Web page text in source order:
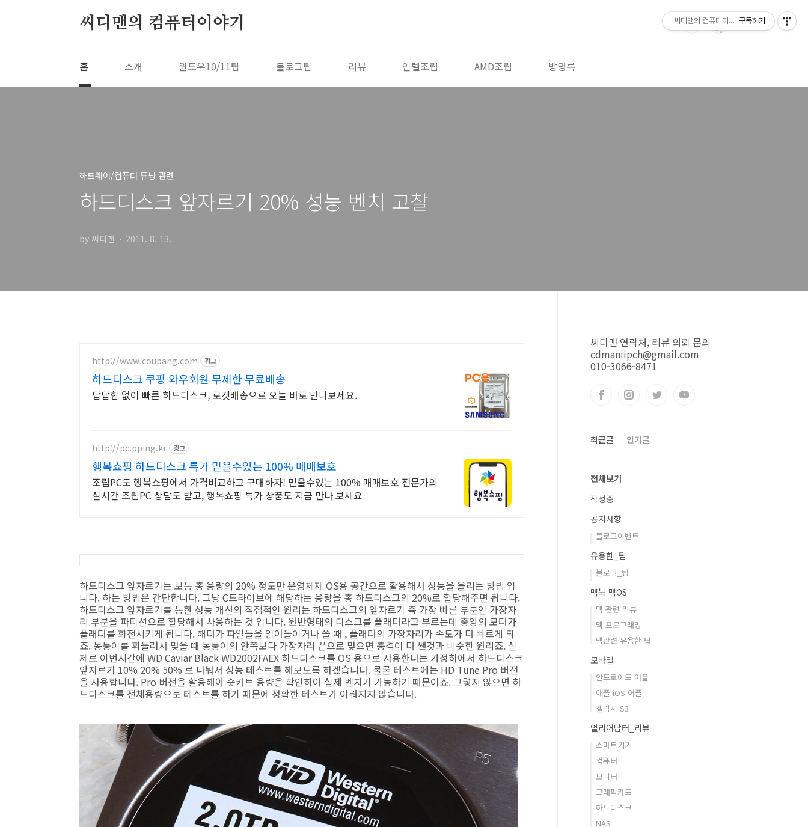
씨디맨의 컴퓨터이야기
홈 소개 윈도우10/11팁 블로그팁 리뷰 인텔조립 AMD조립 방명록
하드웨어/컴퓨터 튜닝 관련
하드디스크 앞자르기 20% 성능 벤치 고찰
by 씨디맨 2011. 8. 13.
http://www.coupang.com 광고
하드디스크 쿠팡 와우회원 무제한 무료배송
답답함 없이 빠른 하드디스크, 로켓배송으로 오늘 바로 만나보세요.
http://pc.pping.kr 광고
행복쇼핑 하드디스크 특가 믿을수있는 100% 매매보호
조립PC도 행복쇼핑에서 가격비교하고 구매하자! 믿을수있는 100% 매매보호 전문가의
실시간 조립PC 상담도 받고, 행복쇼핑 특가 상품도 지금 만나 보세요
하드디스크 앞자르기는 보통 총 용량의 20% 정도만 운영체제 OS용 공간으로 활용해서 성능을 올리는 방법 입
니다. 하는 방법은 간단합니다. 그냥 C드라이브에 해당하는 용량을 총 하드디스크의 20%로 할당해주면 됩니다.
하드디스크 앞자르기를 통한 성능 개선의 직접적인 원리는 하드디스크의 앞자르기 즉 가장 빠른 부분인 가장자
리 부분을 파티션으로 할당해서 사용하는 것 입니다. 원반형태의 디스크를 플래터라고 부르는데 중앙의 모터가
플래터를 회전시키게 됩니다. 해더가 파일들을 읽어들이거나 쓸 때 , 플래터의 가장자리가 속도가 더 빠르게 되
죠. 몽둥이를 휘둘러서 맞을 때 몽둥이의 안쪽보다 가장자리 끝으로 맞으면 충격이 더 쌘것과 비슷한 원리죠. 실
제로 이번시간에 WD Caviar Black WD2002FAEX 하드디스크를 OS 용으로 사용한다는 가정하에서 하드디스크
앞자르기 10% 20% 50% 로 나눠서 성능 테스트를 해보도록 하겠습니다. 물론 테스트에는 HD Tune Pro 버전
을 사용합니다. Pro 버전을 활용해야 숏커트 용량을 확인하여 실제 벤치가 가능하기 때문이죠. 그렇지 않으면 하
드디스크를 전체용량으로 테스트를 하기 때문에 정확한 테스트가 이뤄지지 않습니다.
씨디맨 연락처, 리뷰 의뢰 문의
cdmaniipch@gmail.com
010-3066-8471
최근글 인기글
전체보기
작성중
공지사항
블로그이벤트
유용한_팁
블로그_팁
맥북 맥OS
맥 관련 리뷰
맥 프로그래밍
맥관련 유용한 팁
모바일
안드로이드 어플
애플 iOS 어플
갤럭시 S3
얼리어답터_리뷰
스마트기기
컴퓨터
모니터
그래픽카드
하드디스크
NAS
씨디맨의 컴퓨터이야기구독하기